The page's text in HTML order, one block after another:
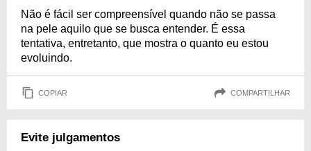
Não é fácil ser compreensível quando não se passa
na pele aquilo que se busca entender. É essa
tentativa, entretanto, que mostra o quanto eu estou
evoluindo.
COPIAR COMPARTILHAR
Evite julgamentos